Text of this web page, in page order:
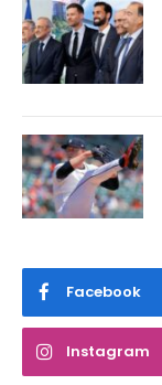
Facebook
Instagram